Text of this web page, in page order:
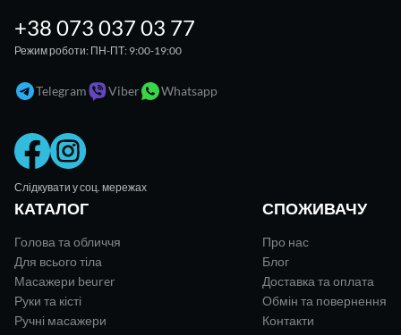
+38 073 037 03 77
Режим роботи: ПН-ПТ: 9:00-19:00
Telegram Viber Whatsapp
Слідкувати у соц. мережах
КАТАЛОГ
Голова та обличчя
Для всього тіла
Масажери beurer
Руки та кісті
Ручні масажери
СПОЖИВАЧУ
Про нас
Блог
Доставка та оплата
Обмін та повернення
Контакти